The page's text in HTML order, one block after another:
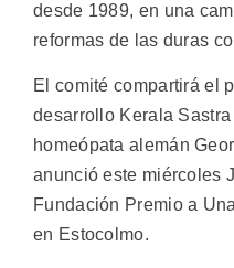
desde 1989, en una
reformas de las duras
El comité compartirá el
desarrollo Kerala
homeópata alemán
anunció este miércoles
Fundación Premio a
en Estocolmo.